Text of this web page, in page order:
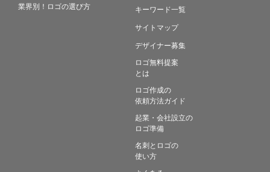
業界別！ロゴの選び方
キーワード一覧
サイトマップ
デザイナー募集
ロゴ無料提案
とは
ロゴ作成の
依頼方法ガイド
起業・会社設立の
ロゴ準備
名刺とロゴの
使い方